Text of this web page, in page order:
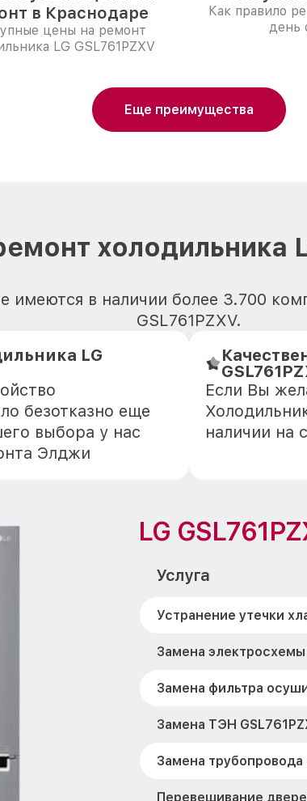
в Краснодаре
цены на ремонт
LG GSL761PZXV
Как правило
день
Еще преимущества
холодильника
имеются в наличии более 3.700
GSL761PZXV.
LG
безотказно еще
выбора у нас
Элджи
Если Вы
наличии на
LG
Услуга
Устранение утечки
Замена электросхемы
Замена фильтра
Замена ТЭН
Замена трубопровода
Перевешивание